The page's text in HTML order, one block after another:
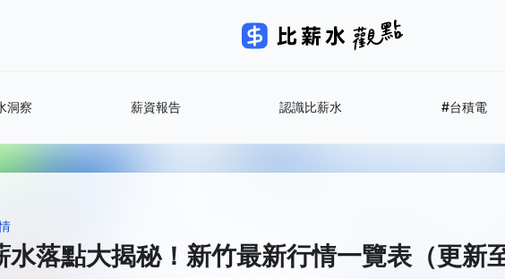
洞察 薪資報告 認識比薪水 #台積電
水落點大揭秘！新竹最新行情一覽表（更新